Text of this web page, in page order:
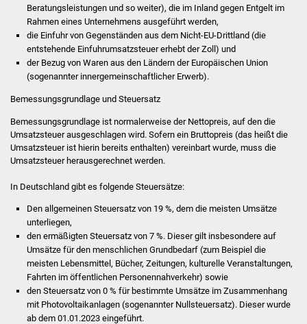
Veröffentlichungen
Ortsrecht
FNP / Bebauungspläne
Stadtinfo
Partnerstädte
Projekte
Schulentwicklung Bizet
Sanierung Hallenbad
Beratungsleistungen und so weiter), die im Inland gegen Entgelt im
Rahmen eines Unternehmens ausgeführt werden,
die Einfuhr von Gegenständen aus dem Nicht-EU-Drittland (die
entstehende Einfuhrumsatzsteuer erhebt der Zoll) und
der Bezug von Waren aus den Ländern der Europäischen Union
(sogenannter innergemeinschaftlicher Erwerb).
Bemessungsgrundlage und Steuersatz
Bemessungsgrundlage ist normalerweise der Nettopreis, auf den die
Umsatzsteuer ausgeschlagen wird. Sofern ein Bruttopreis (das heißt die
Umsatzsteuer ist hierin bereits enthalten) vereinbart wurde, muss die
Umsatzsteuer herausgerechnet werden.
In Deutschland gibt es folgende Steuersätze:
Den allgemeinen Steuersatz von 19 %, dem die meisten Umsätze
unterliegen,
den ermäßigten Steuersatz von 7 %. Dieser gilt insbesondere auf
Umsätze für den menschlichen Grundbedarf (zum Beispiel die
meisten Lebensmittel, Bücher, Zeitungen, kulturelle Veranstaltungen,
Fahrten im öffentlichen Personennahverkehr) sowie
den Steuersatz von 0 % für bestimmte Umsätze im Zusammenhang
mit Photovoltaikanlagen (sogenannter Nullsteuersatz). Dieser wurde
ab dem 01.01.2023 eingeführt.